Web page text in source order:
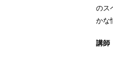
のス
かな
講師